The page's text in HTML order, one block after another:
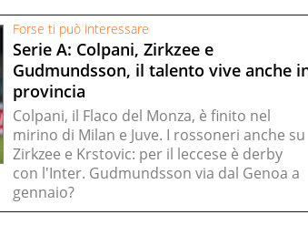
Forse ti può interessare
Serie A: Colpani, Zirkzee e
Gudmundsson, il talento vive anche
provincia
Colpani, il Flaco del Monza, è finito nel
mirino di Milan e Juve. I rossoneri anche su
Zirkzee e Krstovic: per il leccese è derby
con l'Inter. Gudmundsson via dal Genoa a
gennaio?